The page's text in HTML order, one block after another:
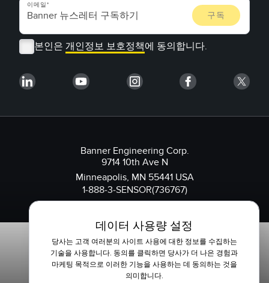
이메일
본인은 개인정보 보호정책에 동의합니다.
Banner Engineering Corp.
9714 10th Ave N
Minneapolis, MN 55441 USA
1-888-3-SENSOR(736767)
데이터 사용량 설정
당사는 고객 여러분의 사이트 사용에 대한 정보를 수집하는
기술을 사용합니다. 동의를 클릭하면 당사가 더 나은 경험과
마케팅 목적으로 이러한 기능을 사용하는 데 동의하는 것을
의미합니다.